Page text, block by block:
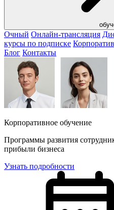
Очный Онлайн-трансляция
курсы по подписке
Блог Контакты
Корпоративное обучение
Программы развития
прибыли бизнеса
Узнать подробности